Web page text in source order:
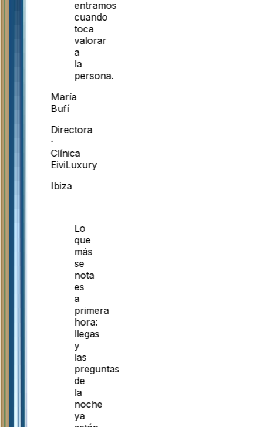
entramos
cuando
toca
valorar
a
la
persona.
María
Bufí
Directora
·
Clínica
EiviLuxury
Ibiza
Lo
que
más
se
nota
es
a
primera
hora:
llegas
y
las
preguntas
de
la
noche
ya